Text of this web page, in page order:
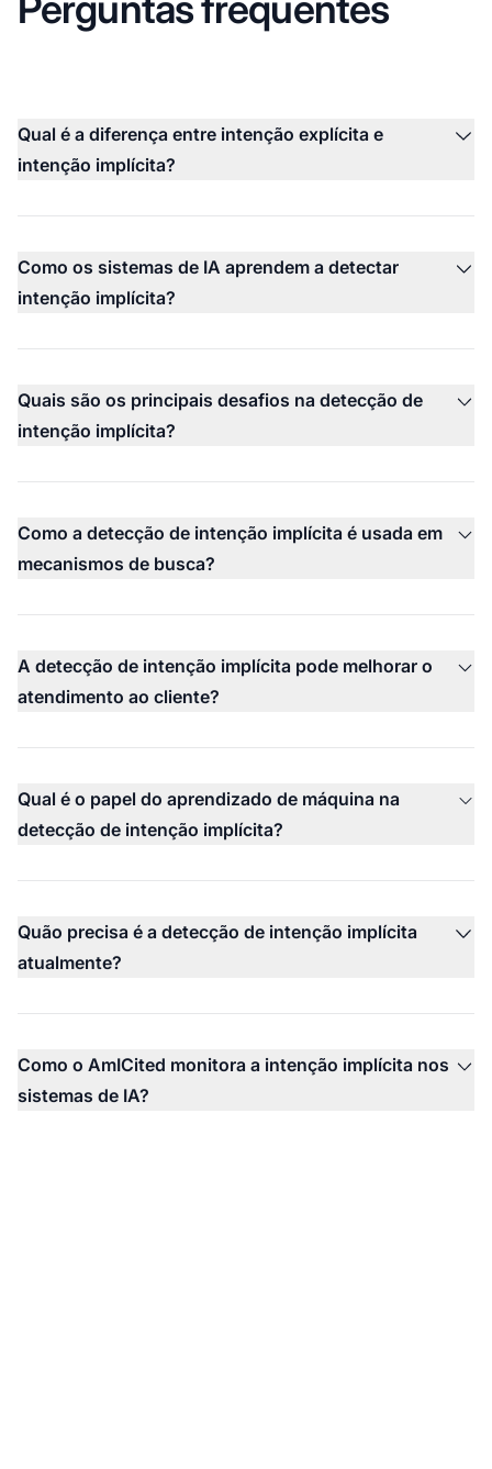
Qual é a diferença entre intenção explícita e
intenção implícita?
Como os sistemas de IA aprendem a detectar
intenção implícita?
Quais são os principais desafios na detecção de
intenção implícita?
Como a detecção de intenção implícita é usada em
mecanismos de busca?
A detecção de intenção implícita pode melhorar o
atendimento ao cliente?
Qual é o papel do aprendizado de máquina na
detecção de intenção implícita?
Quão precisa é a detecção de intenção implícita
atualmente?
Como o AmICited monitora a intenção implícita nos
sistemas de IA?